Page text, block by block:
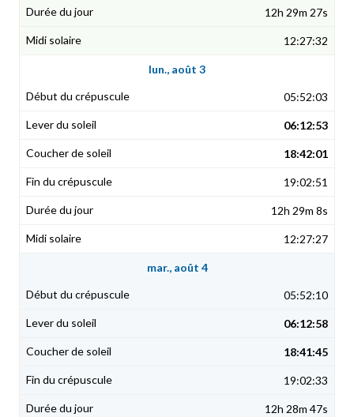
12h 29m 27s
12:27:32
lun., août 3
05:52:03
06:12:53
18:42:01
19:02:51
12h 29m 8s
12:27:27
mar., août 4
05:52:10
06:12:58
18:41:45
19:02:33
12h 28m 47s